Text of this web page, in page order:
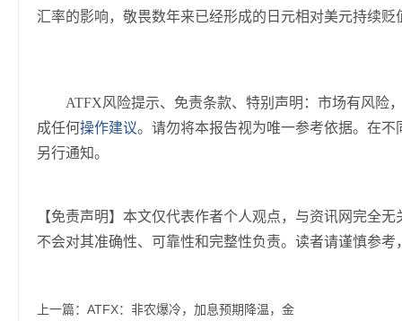
汇率的影响，敬畏数年来已经形成的日元相对美元持续
ATFX风险提示、免责条款、特别声明：市场有风险
成任何操作建议。请勿将本报告视为唯一参考依据。在不
另行通知。
【免责声明】本文仅代表作者个人观点，与资讯网完全
不会对其准确性、可靠性和完整性负责。读者请谨慎参
上一篇： ATFX：非农爆冷，加息预期降温，金